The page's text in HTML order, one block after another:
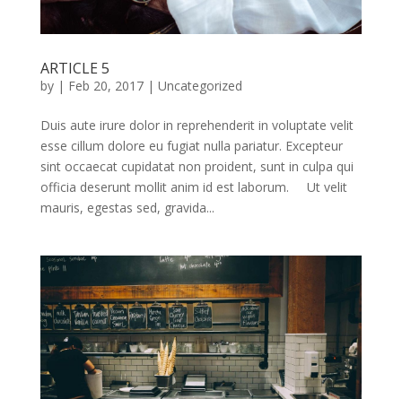
ARTICLE 5
by | Feb 20, 2017| Uncategorized
Duis aute irure dolor in reprehenderit in voluptate velit
esse cillum dolore eu fugiat nulla pariatur. Excepteur
sint occaecat cupidatat non proident, sunt in culpa qui
officia deserunt mollit anim id est laborum. Ut velit
mauris, egestas sed, gravida...